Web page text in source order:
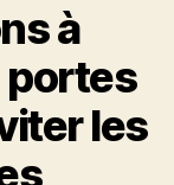
à
portes
les